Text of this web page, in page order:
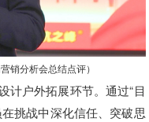
销分析会总结点评）
计户外拓展环节。通过“目
挑战中深化信任、突破思